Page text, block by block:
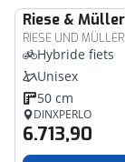
Riese & Müller
RIESE UND
Hybride fiets
Unisex
50 cm
DINXPERLO
6.713,90